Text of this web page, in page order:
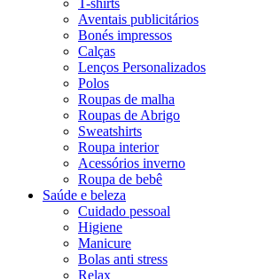
Aventais publicitários
Bonés impressos
Calças
Lenços Personalizados
Polos
Roupas de malha
Roupas de Abrigo
Sweatshirts
Roupa interior
Acessórios inverno
Roupa de bebê
Saúde e beleza
Cuidado pessoal
Higiene
Manicure
Bolas anti stress
Relax